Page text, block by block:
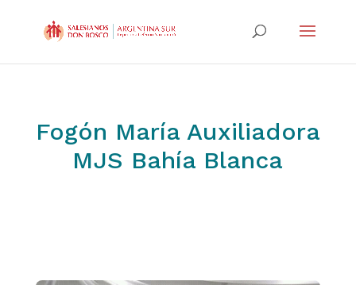
Fogón María Auxiliadora
MJS Bahía Blanca